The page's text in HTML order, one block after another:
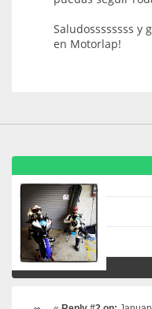
Saludossssssss y
en Motorlap!